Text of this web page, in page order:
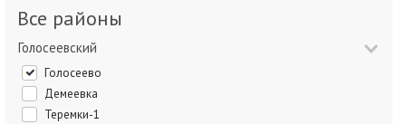
Все районы
Голосеевский
Голосеево
Демеевка
Теремки-1